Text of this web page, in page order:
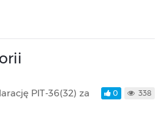
PIT-36(32) za
0 338